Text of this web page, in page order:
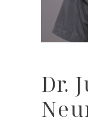
Dr.